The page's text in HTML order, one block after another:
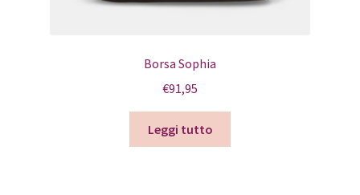
Borsa Sophia
€91,95
Leggi tutto